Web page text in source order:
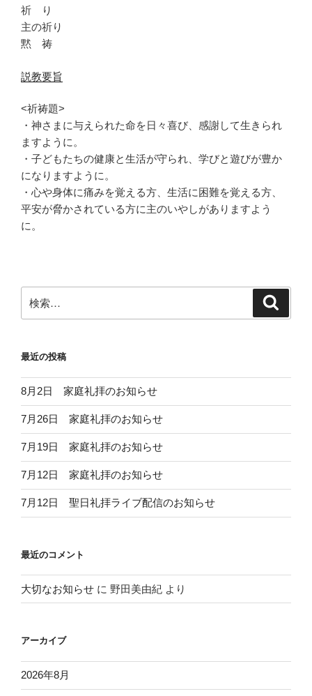
祈 り
主の祈り
黙 祷
説教要旨
<祈祷題>
・神さまに与えられた命を日々喜び、感謝して生きられ
ますように。
・子どもたちの健康と生活が守られ、学びと遊びが豊か
になりますように。
・心や身体に痛みを覚える方、生活に困難を覚える方、
平安が脅かされている方に主のいやしがありますよう
に。
索:
最近の投稿
8月2日 家庭礼拝のお知らせ
7月26日 家庭礼拝のお知らせ
7月19日 家庭礼拝のお知らせ
7月12日 家庭礼拝のお知らせ
7月12日 聖日礼拝ライブ配信のお知らせ
最近のコメント
大切なお知らせ に 野田美由紀 より
アーカイブ
2026年8月